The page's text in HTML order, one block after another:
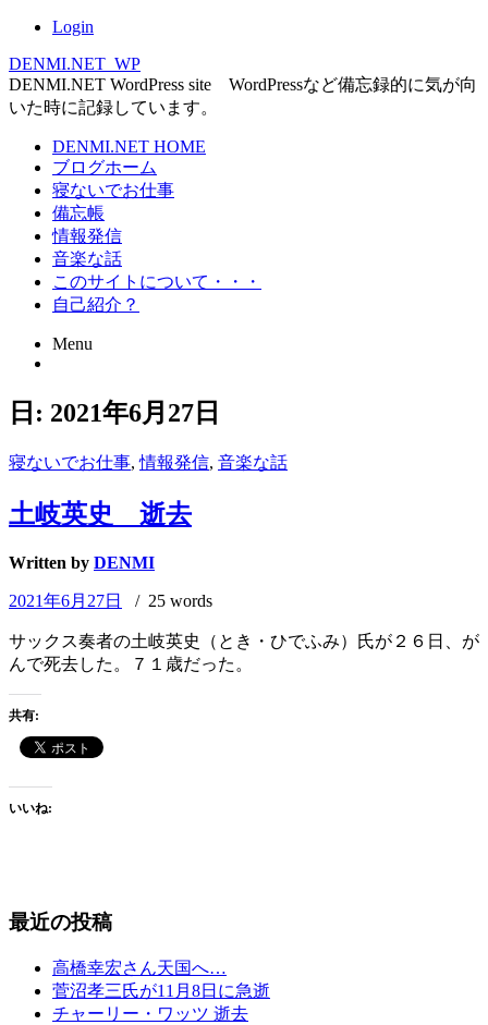
Login
DENMI.NET_WP
DENMI.NET WordPress site WordPressなど備忘録的に気が向
いた時に記録しています。
Main
menu
DENMI.NET HOME
ブログホーム
寝ないでお仕事
備忘帳
情報発信
音楽な話
このサイトについて・・・
自己紹介？
Menu
Skip
to日: 2021年6月27日
寝ないでお仕事,情報発信, 音楽な話
土岐英史 逝去
Written by DENMI
2021年6月27日 / 25 words
サックス奏者の土岐英史（とき・ひでふみ）氏が２６日、が
んで死去した。７１歳だった。
共有:
いいね:
最近の投稿
高橋幸宏さん天国へ…
菅沼孝三氏が11月8日に急逝
チャーリー・ワッツ 逝去